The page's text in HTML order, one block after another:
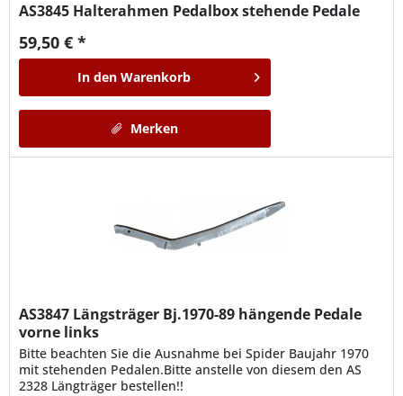
AS3845 Halterahmen Pedalbox stehende Pedale
59,50 € *
In den Warenkorb
Merken
AS3847 Längsträger Bj.1970-89 hängende Pedale
vorne links
Bitte beachten Sie die Ausnahme bei Spider Baujahr 1970
mit stehenden Pedalen.Bitte anstelle von diesem den AS
2328 Längträger bestellen!!